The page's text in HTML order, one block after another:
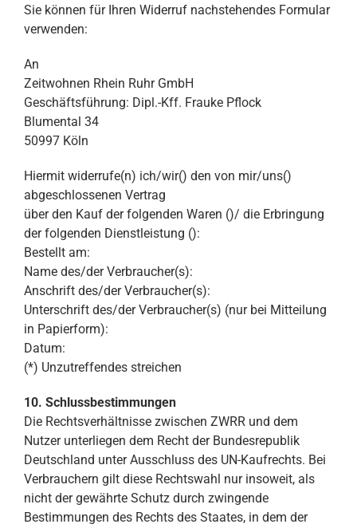
Sie können für Ihren Widerruf nachstehendes Formular
verwenden:
An
Zeitwohnen Rhein Ruhr GmbH
Geschäftsführung: Dipl.-Kff. Frauke Pflock
Blumental 34
50997 Köln
Hiermit widerrufe(n) ich/wir() den von mir/uns()
abgeschlossenen Vertrag
über den Kauf der folgenden Waren ()/ die Erbringung
der folgenden Dienstleistung ():
Bestellt am:
Name des/der Verbraucher(s):
Anschrift des/der Verbraucher(s):
Unterschrift des/der Verbraucher(s) (nur bei Mitteilung
in Papierform):
Datum:
(*) Unzutreffendes streichen
10. Schlussbestimmungen
Die Rechtsverhältnisse zwischen ZWRR und dem
Nutzer unterliegen dem Recht der Bundesrepublik
Deutschland unter Ausschluss des UN-Kaufrechts. Bei
Verbrauchern gilt diese Rechtswahl nur insoweit, als
nicht der gewährte Schutz durch zwingende
Bestimmungen des Rechts des Staates, in dem der